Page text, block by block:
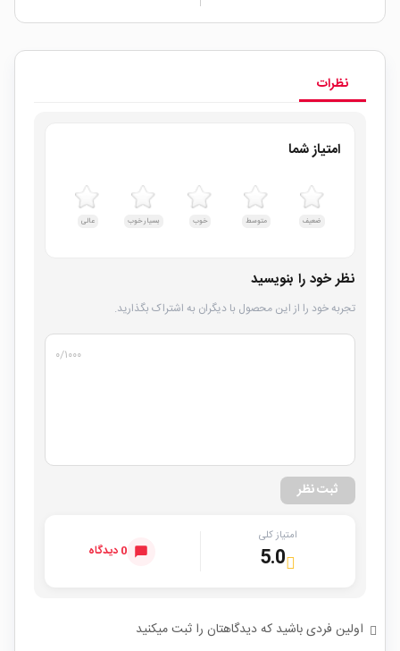
نظرات
امتیاز شما
ضعیف متوسط خوب بسیار خوب عالی
نظر خود را بنویسید
تجربه خود را از این محصول با دیگران به اشتراک بگذارید.
۰/۱۰۰۰
ثبت نظر
امتیاز کلی
5.0 0 دیدگاه
اولین فردی باشید که دیدگاهتان را ثبت میکنید